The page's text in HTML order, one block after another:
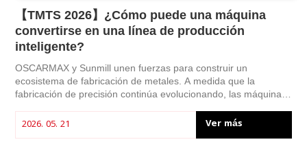
【TMTS 2026】¿Cómo puede una máquina
convertirse en una línea de producción
inteligente?
OSCARMAX y Sunmill unen fuerzas para construir un
ecosistema de fabricación de metales. A medida que la
fabricación de precisión continúa evolucionando, las máquinas
crecientes demandas de eficiencia, precisión y flexibilidad. En
2026. 05. 21 Ver más